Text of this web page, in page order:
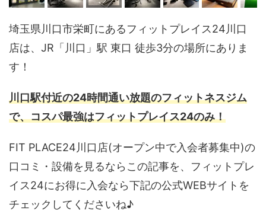
埼玉県川口市栄町にあるフィットプレイス24川口
店は、JR「川口」駅 東口 徒歩3分の場所にありま
す！
川口駅付近の24時間通い放題のフィットネスジム
で、コスパ最強はフィットプレイス24のみ！
FIT PLACE24川口店(オープン中で入会者募集中)の
口コミ・設備を見るならこの記事を、フィットプレ
イス24にお得に入会なら下記の公式WEBサイトを
チェックしてくださいね♪